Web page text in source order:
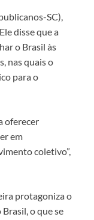
SC),
disse que a
o Brasil às
nas quais o
para o
oferecer
em
coletivo”,
protagoniza o
o que se